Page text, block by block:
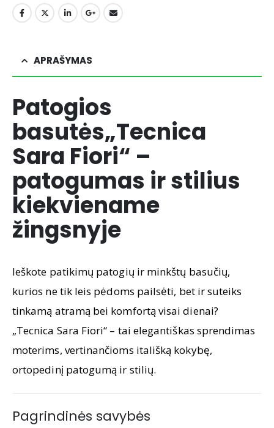
APRAŠYMAS
Patogios
basutės„Tecnica
Sara Fiori“ –
patogumas ir stilius
kiekviename
žingsnyje
Ieškote patikimų patogių ir minkštų basučių,
kurios ne tik leis pėdoms pailsėti, bet ir suteiks
tinkamą atramą bei komfortą visai dienai?
„Tecnica Sara Fiori“ – tai elegantiškas sprendimas
moterims, vertinančioms itališką kokybę,
ortopedinį patogumą ir stilių.
Pagrindinės savybės